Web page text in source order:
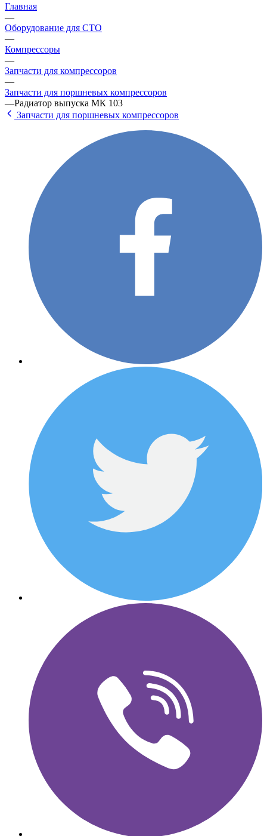
Главная
—
Оборудование для СТО
—
Компрессоры
—
Запчасти для компрессоров
—
Запчасти для поршневых компрессоров
—Радиатор выпуска МК 103
Запчасти для поршневых компрессоров